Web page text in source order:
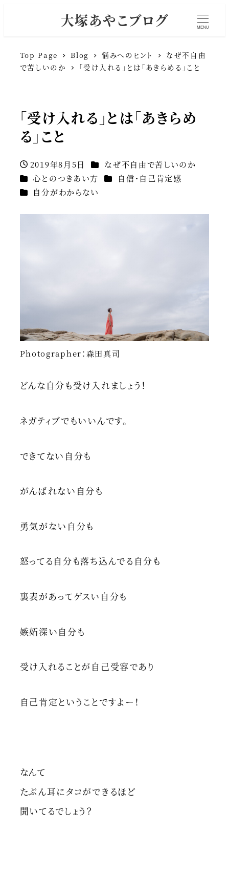
大塚あやこブログ MENU
Top Page Blog 悩みへのヒント
なぜ不自由
で苦しいのか
「受け入れる」とは「あきらめる」こと
「受け入れる」とは「あきらめ
る」こと
投稿日
2019年8月5日 カテゴリー
なぜ不自由で苦しいのか
カテゴリー
心とのつきあい方 カテゴリー
自信・自己肯定感
カテゴリー
自分がわからない
Photographer：森田真司
どんな自分も受け入れましょう！
ネガティブでもいいんです。
できてない自分も
がんばれない自分も
勇気がない自分も
怒ってる自分も落ち込んでる自分も
裏表があってゲスい自分も
嫉妬深い自分も
受け入れることが自己受容であり
自己肯定ということですよー！
なんて
たぶん耳にタコができるほど
聞いてるでしょう？